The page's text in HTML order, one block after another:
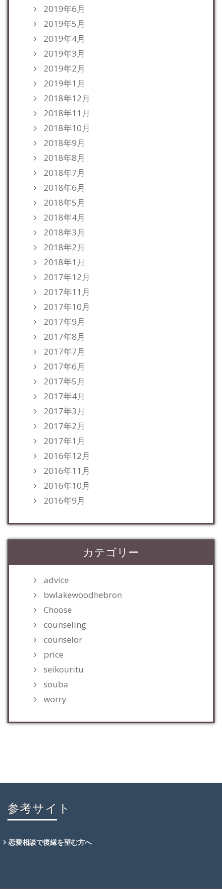
2019年6月
2019年5月
2019年4月
2019年3月
2019年2月
2019年1月
2018年12月
2018年11月
2018年10月
2018年9月
2018年8月
2018年7月
2018年6月
2018年5月
2018年4月
2018年3月
2018年2月
2018年1月
2017年12月
2017年11月
2017年10月
2017年9月
2017年8月
2017年7月
2017年6月
2017年5月
2017年4月
2017年3月
2017年2月
2017年1月
2016年12月
2016年11月
2016年10月
2016年9月
カテゴリー
advice
bwlakewoodhebron
Choose
counseling
counselor
price
seikouritu
souba
worry
参考サイト
恋愛相談で復縁を望む方へ